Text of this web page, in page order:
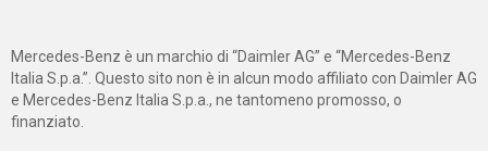
Mercedes-Benz è un marchio di “Daimler AG” e “Mercedes-Benz
Italia S.p.a.”. Questo sito non è in alcun modo affiliato con Daimler AG
e Mercedes-Benz Italia S.p.a., ne tantomeno promosso, o
finanziato.